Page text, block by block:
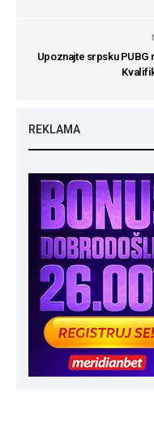
Upoznajte srpsku
REKLAMA